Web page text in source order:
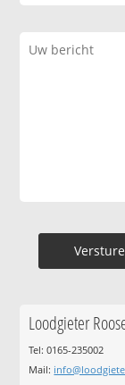
Loodgieter
Tel: 0165-235002
Mail: